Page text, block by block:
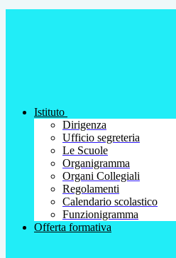
Istituto
Dirigenza
Ufficio segreteria
Le Scuole
Organigramma
Organi Collegiali
Regolamenti
Calendario scolastico
Funzionigramma
Offerta formativa